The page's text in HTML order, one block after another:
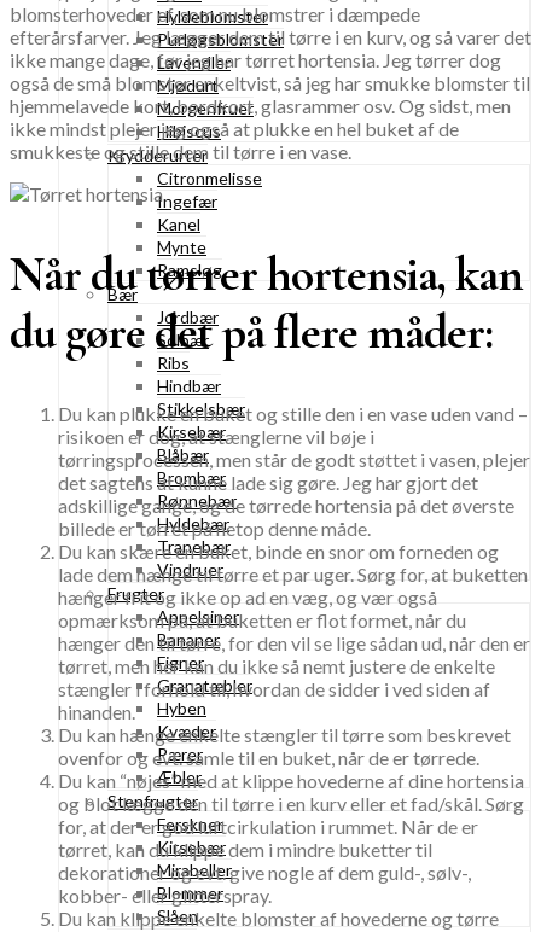
Hyldeblomster
Purløgsblomster
Lavendler
Mjødurt
Morgenfruer
Hibiscus
Krydderurter
Citronmelisse
Ingefær
Kanel
Mynte
Ramsløg
Bær
Jordbær
Solbær
Ribs
Hindbær
Stikkelsbær
Kirsebær
Blåbær
Brombær
Rønnebær
Hyldebær
Tranebær
Vindruer
Frugter
Appelsiner
Bananer
Figner
Granatæbler
Hyben
Kvæder
Pærer
Æbler
Stenfrugter
Ferskner
Kirsebær
Mirabeller
Blommer
Slåen
blomsterhoveder ef, som nu blomstrer i dæmpede
efterårsfarver. Jeg lægger dem til tørre i en kurv, og så varer det
ikke mange dage, før jeg har tørret hortensia. Jeg tørrer dog
også de små blomster enkeltvist, så jeg har smukke blomster til
hjemmelavede kort, bordkort, glasrammer osv. Og sidst, men
ikke mindst plejer jeg også at plukke en hel buket af de
smukkeste og stille dem til tørre i en vase.
Når du tørrer hortensia, kan
du gøre det på flere måder:
Du kan plukke en buket og stille den i en vase uden vand –
risikoen er dog, at stænglerne vil bøje i
tørringsprocessen, men står de godt støttet i vasen, plejer
det sagtens at kunne lade sig gøre. Jeg har gjort det
adskillige gange, og de tørrede hortensia på det øverste
billede er tørret på netop denne måde.
Du kan skære en buket, binde en snor om forneden og
lade dem hænge til tørre et par uger. Sørg for, at buketten
hænger frit og ikke op ad en væg, og vær også
opmærksom på, at buketten er flot formet, når du
hænger den til tørre, for den vil se lige sådan ud, når den er
tørret, men her kan du ikke så nemt justere de enkelte
stængler i forhold til, hvordan de sidder i ved siden af
hinanden.
Du kan hænge enkelte stængler til tørre som beskrevet
ovenfor og evt. samle til en buket, når de er tørrede.
Du kan “nøjes” med at klippe hovederne af dine hortensia
og blot lægge den til tørre i en kurv eller et fad/skål. Sørg
for, at der er god luftcirkulation i rummet. Når de er
tørret, kan du klippe dem i mindre buketter til
dekorationer og evt. give nogle af dem guld-, sølv-,
kobber- eller glitterspray.
Du kan klippe enkelte blomster af hovederne og tørre